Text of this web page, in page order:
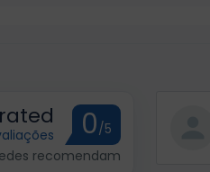
0/5
recomendam